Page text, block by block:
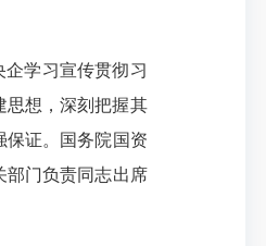
学习宣传贯彻习
思想，深刻把握其
保证。国务院国资
部门负责同志出席